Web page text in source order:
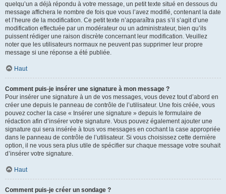
quelqu’un a déjà répondu à votre message, un petit texte situé en dessous du
message affichera le nombre de fois que vous l’avez modifié, contenant la date
et l’heure de la modification. Ce petit texte n’apparaîtra pas s’il s’agit d’une
modification effectuée par un modérateur ou un administrateur, bien qu’ils
puissent rédiger une raison discrète concernant leur modification. Veuillez
noter que les utilisateurs normaux ne peuvent pas supprimer leur propre
message si une réponse a été publiée.
Haut
Comment puis-je insérer une signature à mon message ?
Pour insérer une signature à un de vos messages, vous devez tout d’abord en
créer une depuis le panneau de contrôle de l’utilisateur. Une fois créée, vous
pouvez cocher la case « Insérer une signature » depuis le formulaire de
rédaction afin d’insérer votre signature. Vous pouvez également ajouter une
signature qui sera insérée à tous vos messages en cochant la case appropriée
dans le panneau de contrôle de l’utilisateur. Si vous choisissez cette dernière
option, il ne vous sera plus utile de spécifier sur chaque message votre souhait
d’insérer votre signature.
Haut
Comment puis-je créer un sondage ?